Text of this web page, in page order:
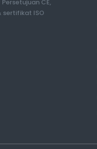
CE,
sertifikat ISO